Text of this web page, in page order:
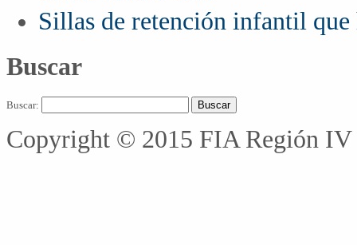
Sillas de retención infantil que
Buscar
Buscar:
Copyright © 2015 FIA Región